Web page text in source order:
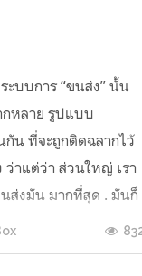
ะบบการ “ขนส่ง” นั้น
กหลาย รูปแบบ
น ที่จะถูกติดฉลากไว้
าแต่ว่า ส่วนใหญ่ เรา
นส่งมัน มากที่สุด . มันก็
ราะบาง” ใช่ หรือ ไม่